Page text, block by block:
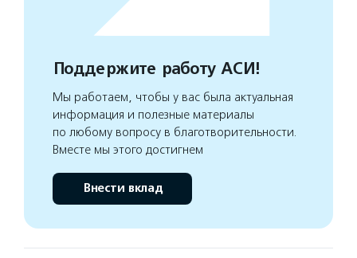
Поддержите работу АСИ!
Мы работаем, чтобы у вас была актуальная
информация и полезные материалы
по любому вопросу в благотворительности.
Вместе мы этого достигнем
Внести вклад